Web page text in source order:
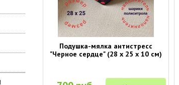
Подушка-мялка антистресс
"Черное сердце" (28 х 25 х 10 см)